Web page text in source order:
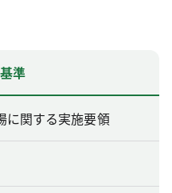
準
に関する実施要領